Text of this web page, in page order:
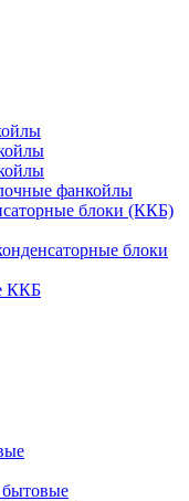
фанкойлы
блоки (ККБ)
блоки
ККБ